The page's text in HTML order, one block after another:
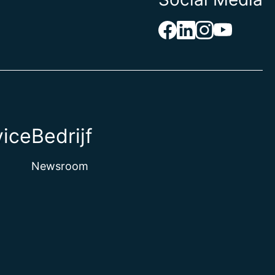
Bedrijf
Newsroom